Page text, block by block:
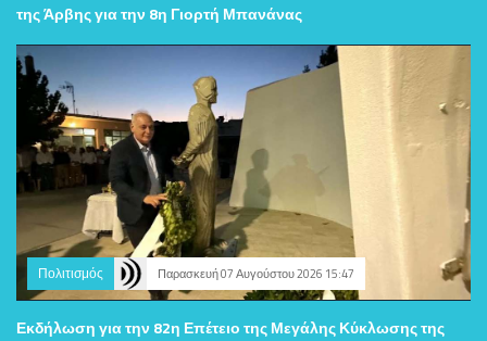
της Άρβης για την 8η Γιορτή Μπανάνας
Πολιτισμός Παρασκευή 07 Αυγούστου 2026 15:47
Εκδήλωση για την 82η Επέτειο της Μεγάλης Κύκλωσης της